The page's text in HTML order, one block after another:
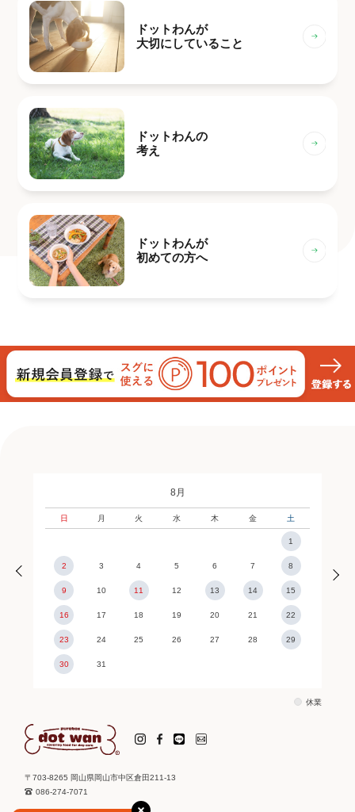
ドットわんが
大切にしていること
ドットわんの
考え
ドットわんが
初めての方へ
8月
日 月 火 水 木 金 土
1
2 3 4 5 6 7 8
9 10 11 12 13 14 15
16 17 18 19 20 21 22
23 24 25 26 27 28 29
30 31
休業
〒703-8265 岡山県岡山市中区倉田211-13
086-274-7071